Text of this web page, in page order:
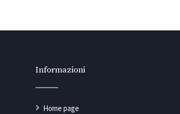
Informazioni
Home page